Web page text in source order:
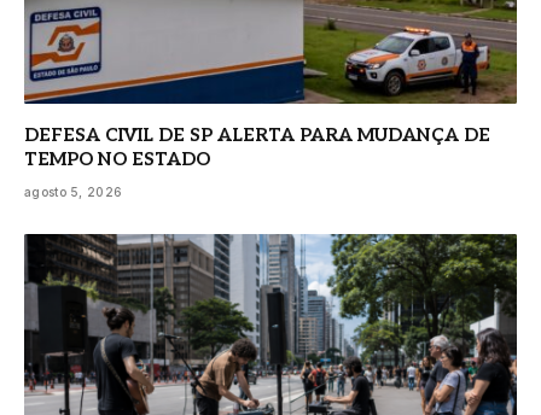
DEFESA CIVIL DE SP ALERTA PARA MUDANÇA DE
TEMPO NO ESTADO
agosto 5, 2026